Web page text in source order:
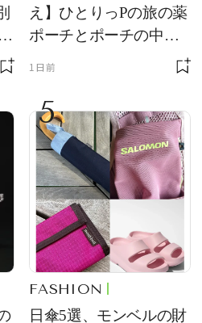
え】ひとりっPの旅の薬
ポーチとポーチの中身
を初公開！ 本当に使え
ム
1日前
5
FASHION
日傘5選、モンベルの財